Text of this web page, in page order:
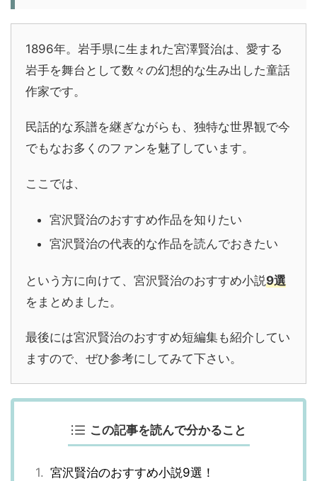
1896年。岩手県に生まれた宮澤賢治は、愛する
岩手を舞台として数々の幻想的な生み出した童話
作家です。
民話的な系譜を継ぎながらも、独特な世界観で今
でもなお多くのファンを魅了しています。
ここでは、
宮沢賢治のおすすめ作品を知りたい
宮沢賢治の代表的な作品を読んでおきたい
という方に向けて、宮沢賢治のおすすめ小説9選
をまとめました。
最後には宮沢賢治のおすすめ短編集も紹介してい
ますので、ぜひ参考にしてみて下さい。
この記事を読んで分かること
宮沢賢治のおすすめ小説9選！